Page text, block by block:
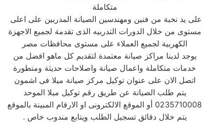
متكاملة
مستوى من خلال الدورات التدربيه الذى تقدمة لجميع الاجهزة
الكهربية لجميع العملاء على مستوى محافظات مصر
يوجد لدينا مراكز صيانة معتمدة لتقديم كل ماهو افضل من
خدمات متكاملة واعمال صيانة واصلاحات حديثة ومتطورة
اتصل الان على عنوان توكيل مركز صيانة ميلا فى اشمون
يتم طلب الصيانة عن طريق رقم توكيل ميلا الموحد
0235710008 أو الموقع الالكترونى او الارقام المبينة بالموقع
. يتم خلال دقائق تسجيل الطلب ويتابع مندوب خاص